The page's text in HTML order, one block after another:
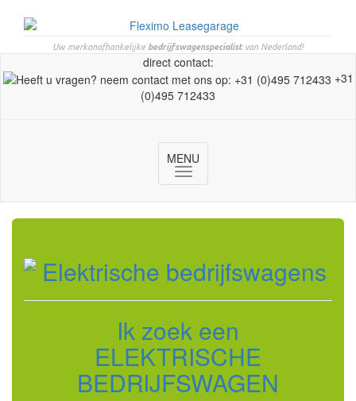
Uw merkonafhankelijke bedrijfswagenspecialistvan Nederland!
direct contact:
+31
(0)495 712433
MENU
Toggle
navigation
Ik zoek een
ELEKTRISCHE
BEDRIJFSWAGEN